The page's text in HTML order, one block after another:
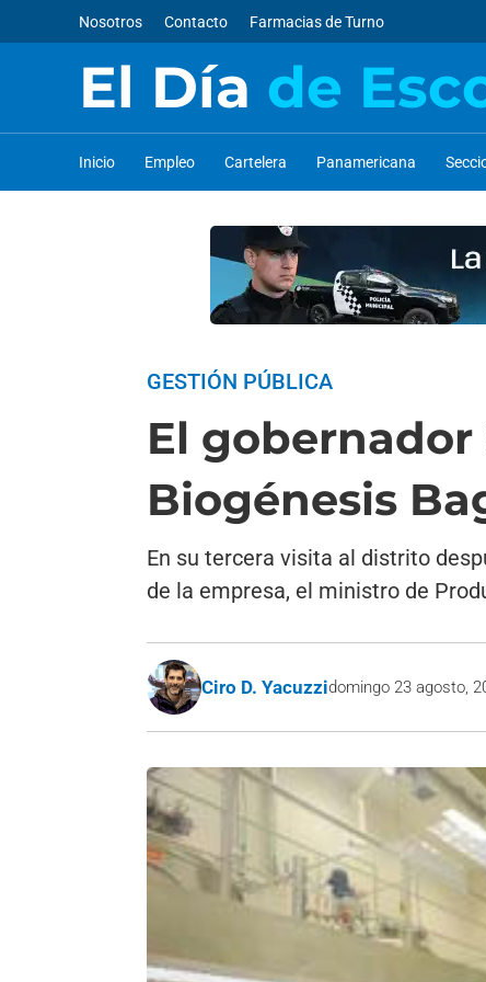
Nosotros Contacto Farmacias de Turno
El Día de
Inicio Empleo Cartelera Panamericana
GESTIÓN PÚBLICA
El
Biogénesis
En su tercera visita al distrito
de la empresa, el ministro de
Ciro D. Yacuzzidomingo 23 agosto,